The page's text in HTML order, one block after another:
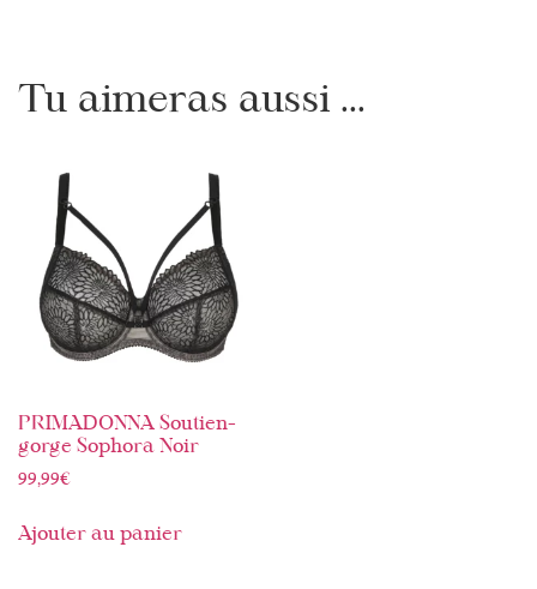
Tu aimeras aussi ...
PRIMADONNA Soutien-
gorge Sophora Noir
99,99€
Ajouter au panier